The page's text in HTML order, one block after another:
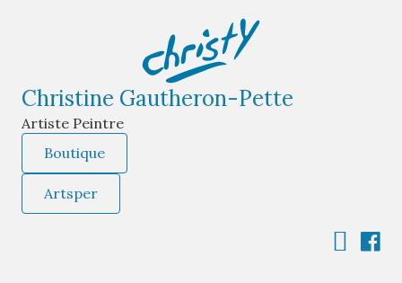
Christine Gautheron-Pette
Artiste Peintre
Boutique
Artsper